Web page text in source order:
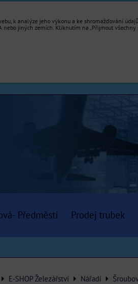
Předměstí Prodej trubek
E-SHOP Železářství Nářadí
k analýze jeho výkonu a ke shromažďování
jiných zemích. Kliknutím na „Přijmout